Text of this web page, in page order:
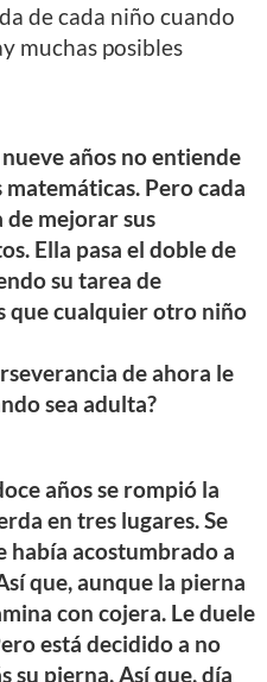
de cada niño cuando
muchas posibles
años no entiende
matemáticas. Pero cada
mejorar sus
Ella pasa el doble de
su tarea de
que cualquier otro niño
de ahora le
sea adulta?
años se rompió la
en tres lugares. Se
había acostumbrado a
que, aunque la pierna
con cojera. Le duele
está decidido a no
su pierna. Así que, día